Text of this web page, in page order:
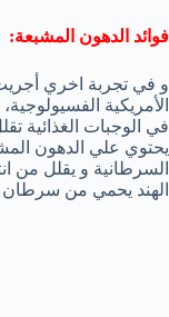
فوائد الدهون المشبعة:
و في تجربة اخري
الأمريكية
في الوجبات الغذائية
يحتوي علي الدهون
السرطانية و يقلل من
الهند يحمي من سرطان